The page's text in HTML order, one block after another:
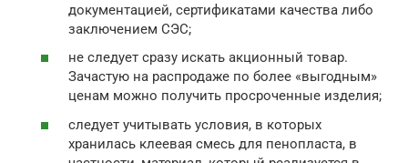
документацией, сертификатами качества либо
заключением СЭС;
не следует сразу искать акционный товар.
Зачастую на распродаже по более «выгодным»
ценам можно получить просроченные изделия;
следует учитывать условия, в которых
хранилась клеевая смесь для пенопласта, в